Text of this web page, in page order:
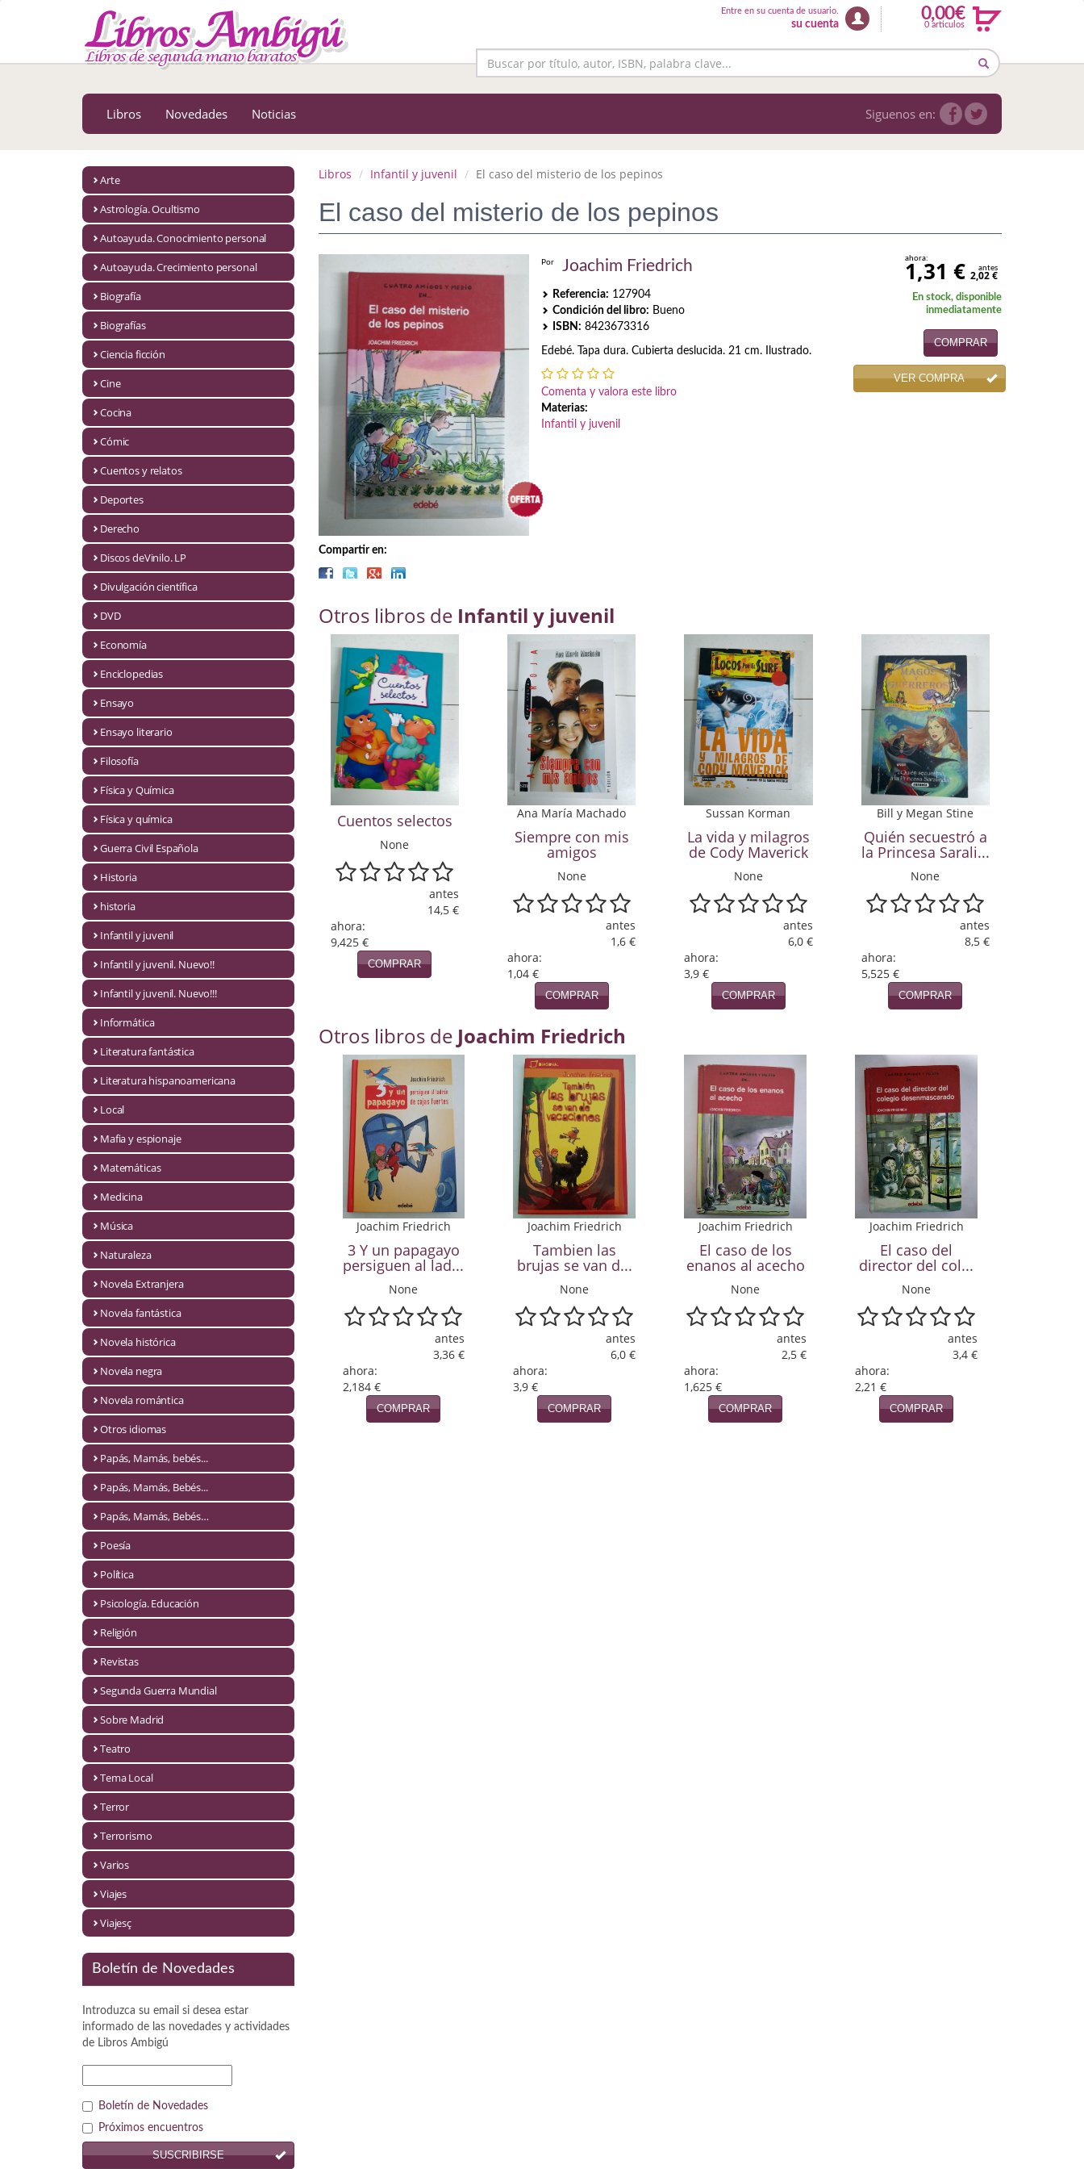
MENÚ PRINCIPAL
Astrología. Ocultismo
Autoayuda. Conocimiento personal
Autoayuda. Crecimiento personal
Ciencia ficción
Cuentos y relatos
Discos deVinilo. LP
Divulgación científica
Ensayo literario
Guerra Civil Española
Infantil y juvenil
Infantil y juvenil. Nuevo!!
Infantil y juvenil. Nuevo!!!
Literatura fantástica
Literatura hispanoamericana
Mafia y espionaje
Novela Extranjera
Novela fantástica
Novela romántica
Otros idiomas
Papás, Mamás, bebés...
Papás, Mamás, Bebés...
Papás, Mamás, Bebés…
Psicología. Educación
Segunda Guerra Mundial
Entre en su cuenta de usuario.
su cuenta
0,00€
0 articulos
Libros Novedades Noticias Siguenos en:
Arte
Astrología. Ocultismo
Autoayuda. Conocimiento personal
Autoayuda. Crecimiento personal
Biografía
Biografías
Ciencia ficción
Cine
Cocina
Cómic
Cuentos y relatos
Deportes
Derecho
Discos deVinilo. LP
Divulgación científica
DVD
Economía
Enciclopedias
Ensayo
Ensayo literario
Filosofía
Física y Química
Física y química
Guerra Civil Española
Historia
historia
Infantil y juvenil
Infantil y juvenil. Nuevo!!
Infantil y juvenil. Nuevo!!!
Informática
Literatura fantástica
Literatura hispanoamericana
Local
Mafia y espionaje
Matemáticas
Medicina
Música
Naturaleza
Novela Extranjera
Novela fantástica
Novela histórica
Novela negra
Novela romántica
Otros idiomas
Papás, Mamás, bebés...
Papás, Mamás, Bebés...
Papás, Mamás, Bebés…
Poesía
Política
Psicología. Educación
Religión
Revistas
Segunda Guerra Mundial
Sobre Madrid
Teatro
Tema Local
Terror
Terrorismo
Varios
Viajes
Viajesç
Boletín de Novedades
Introduzca su email si desea estar
informado de las novedades y actividades
de Libros Ambigú
Boletín de Novedades
Próximos encuentros
SUSCRIBIRSE
Libros Infantil y juvenil El caso del misterio de los pepinos
El caso del misterio de los pepinos
Compartir en:
Por Joachim Friedrich
Referencia: 127904
Condición del libro: Bueno
ISBN: 8423673316
Edebé. Tapa dura. Cubierta deslucida. 21 cm. Ilustrado.
Comenta y valora este libro
Materias:
Infantil y juvenil
ahora:
1,31 € antes
2,02 €
En stock, disponible
inmediatamente
COMPRAR
VER COMPRA
Otros libros de Infantil y juvenil
Cuentos selectos
None
antes
14,5 €
ahora:
9,425 €
COMPRAR
Ana María Machado
Siempre con mis
amigos
None
antes
1,6 €
ahora:
1,04 €
COMPRAR
Sussan Korman
La vida y milagros
de Cody Maverick
None
antes
6,0 €
ahora:
3,9 €
COMPRAR
Bill y Megan Stine
Quién secuestró a
la Princesa Sarali...
None
antes
8,5 €
ahora:
5,525 €
COMPRAR
Otros libros de Joachim Friedrich
Joachim Friedrich
3 Y un papagayo
persiguen al lad...
None
antes
3,36 €
ahora:
2,184 €
COMPRAR
Joachim Friedrich
Tambien las
brujas se van d...
None
antes
6,0 €
ahora:
3,9 €
COMPRAR
Joachim Friedrich
El caso de los
enanos al acecho
None
antes
2,5 €
ahora:
1,625 €
COMPRAR
Joachim Friedrich
El caso del
director del col...
None
antes
3,4 €
ahora:
2,21 €
COMPRAR